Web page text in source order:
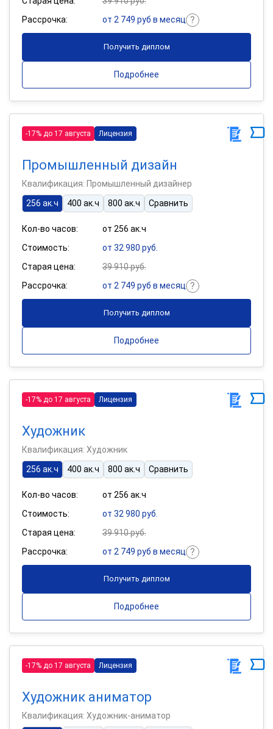
Рассрочка:
от 2 749 руб в месяц
Получить диплом
Подробнее
-17% до 17 августа Лицензия
Промышленный дизайн
Квалификация: Промышленный дизайнер
256 ак.ч
400 ак.ч 800 ак.ч Сравнить
Кол-во часов:
от 256 ак.ч
Стоимость:
от 32 980 руб.
Старая цена:
39 910 руб.
Рассрочка:
от 2 749 руб в месяц
Получить диплом
Подробнее
-17% до 17 августа Лицензия
Художник
Квалификация: Художник
256 ак.ч
400 ак.ч 800 ак.ч Сравнить
Кол-во часов:
от 256 ак.ч
Стоимость:
от 32 980 руб.
Старая цена:
39 910 руб.
Рассрочка:
от 2 749 руб в месяц
Получить диплом
Подробнее
-17% до 17 августа Лицензия
Художник аниматор
Квалификация: Художник-аниматор